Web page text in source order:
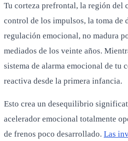
Tu corteza prefrontal, la región del
control de los impulsos, la toma de
regulación emocional, no madura
mediados de los veinte años.
sistema de alarma emocional de tu
reactiva desde la primera infancia.
Esto crea un desequilibrio
acelerador emocional totalmente
de frenos poco desarrollado. Las